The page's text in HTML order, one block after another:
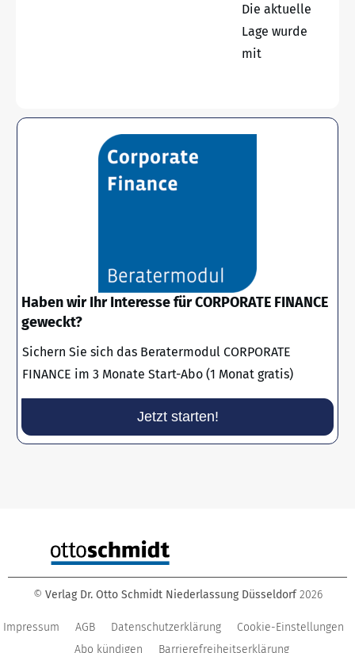
Die aktuelle
Lage wurde
mit
Haben wir Ihr Interesse für CORPORATE FINANCE
geweckt?
Sichern Sie sich das Beratermodul CORPORATE
FINANCE im 3 Monate Start-Abo (1 Monat gratis)
Jetzt starten!
© Verlag Dr. Otto Schmidt Niederlassung Düsseldorf 2026
Impressum AGB Datenschutzerklärung
Cookie-Einstellungen
Abo kündigen
Barrierefreiheitserklärung